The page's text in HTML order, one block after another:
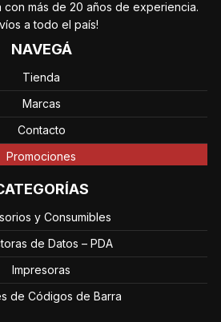
más de 20 años de experiencia.
a todo el país!
NAVEGÁ
Tienda
Marcas
Contacto
Promociones
y Consumibles
de Datos – PDA
Impresoras
de Códigos de Barra